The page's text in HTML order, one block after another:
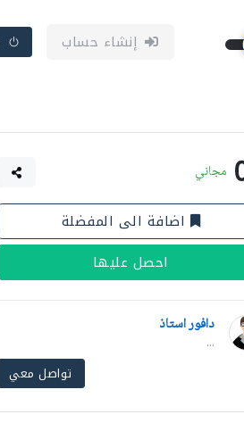
إنشاء حساب
مجاني
اضافة الى المفضلة
احصل عليها
دافور استاذ
...
تواصل معي